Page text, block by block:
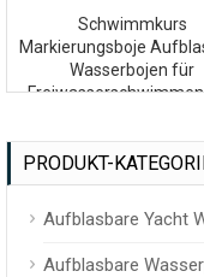
Schwimmkurs
Markierungsboje
Wasserbojen für
PRODUKT-
Aufblasbare Yacht
Aufblasbare